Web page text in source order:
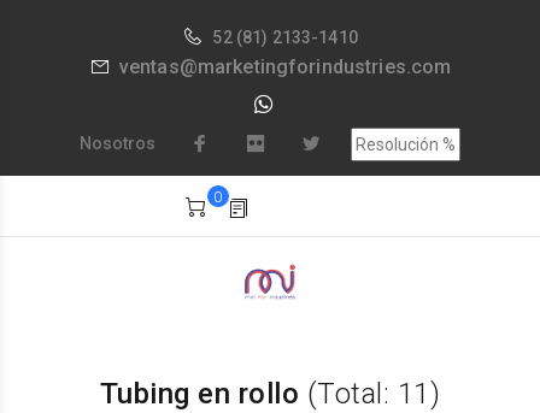
52 (81) 2133-1410
ventas@marketingforindustries.com
Nosotros
0
Tubing en rollo (Total: 11)